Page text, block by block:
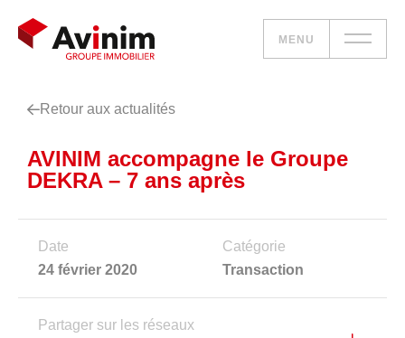
MENU
Vos besoins
Nos solutions
Le groupe
Réalisations
Nous rejoindre
Retour aux actualités
AVINIM accompagne le Groupe
DEKRA – 7 ans après
Date
24 février 2020
Catégorie
Transaction
Partager sur les réseaux